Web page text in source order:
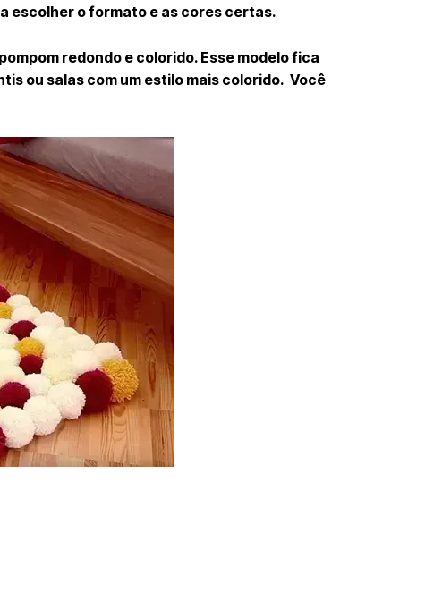
escolher o formato e as cores certas.
redondo e colorido. Esse modelo fica
ou salas com um estilo mais colorido. Você